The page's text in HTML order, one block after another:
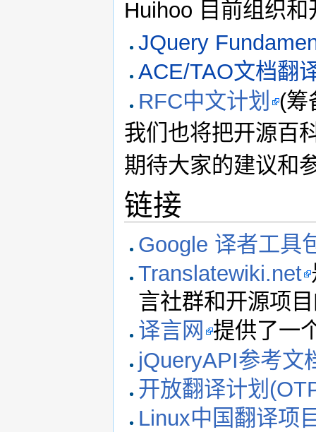
Huihoo 目前组织
JQuery
ACE/TAO文档翻
RFC中文计划
(筹
我们也将把开源百
期待大家的建议和
链接
Google 译者工具
Translatewiki.net
言社群和开源项
译言网 提供了一
jQueryAPI参考文
开放翻译计划
Linux中国翻译项